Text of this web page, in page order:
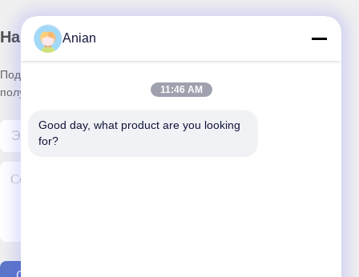
Наш бюллетень
Подпишитесь на нашу информационную рассылку для
получения скидок и прочего.
Anian
11:46 AM
Good day, what product are you looking
for?